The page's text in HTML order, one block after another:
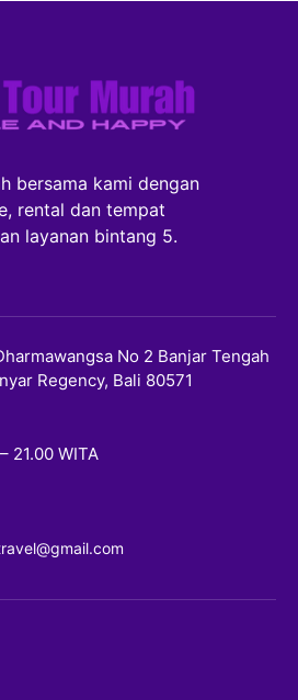
bersama kami dengan
rental dan tempat
layanan bintang 5.
No 2 Banjar Tengah
Regency, Bali 80571
21.00 WITA